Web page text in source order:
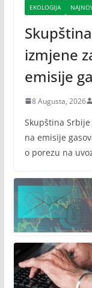
EKOLOGIJA
izmjene
emisije
8 Augusta, 2026
Skupština
na emisije
o porezu na